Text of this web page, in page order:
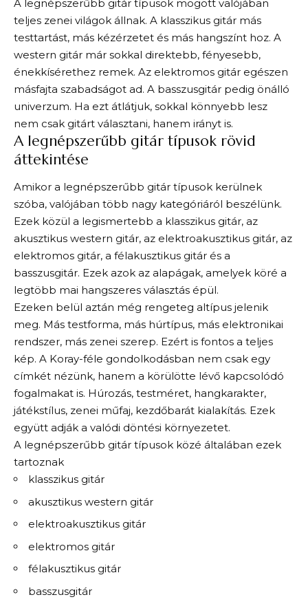
A legnépszerűbb gitár típusok mögött valójában
teljes zenei világok állnak. A klasszikus gitár más
testtartást, más kézérzetet és más hangszínt hoz. A
western gitár már sokkal direktebb, fényesebb,
énekkísérethez remek. Az elektromos gitár egészen
másfajta szabadságot ad. A basszusgitár pedig önálló
univerzum. Ha ezt átlátjuk, sokkal könnyebb lesz
nem csak gitárt választani, hanem irányt is.
A legnépszerűbb gitár típusok rövid
áttekintése
Amikor a legnépszerűbb gitár típusok kerülnek
szóba, valójában több nagy kategóriáról beszélünk.
Ezek közül a legismertebb a klasszikus gitár, az
akusztikus western gitár, az elektroakusztikus gitár, az
elektromos gitár, a félakusztikus gitár és a
basszusgitár. Ezek azok az alapágak, amelyek köré a
legtöbb mai hangszeres választás épül.
Ezeken belül aztán még rengeteg altípus jelenik
meg. Más testforma, más húrtípus, más elektronikai
rendszer, más zenei szerep. Ezért is fontos a teljes
kép. A Koray-féle gondolkodásban nem csak egy
címkét nézünk, hanem a körülötte lévő kapcsolódó
fogalmakat is. Húrozás, testméret, hangkarakter,
játékstílus, zenei műfaj, kezdőbarát kialakítás. Ezek
együtt adják a valódi döntési környezetet.
A legnépszerűbb gitár típusok közé általában ezek
tartoznak
klasszikus gitár
akusztikus western gitár
elektroakusztikus gitár
elektromos gitár
félakusztikus gitár
basszusgitár